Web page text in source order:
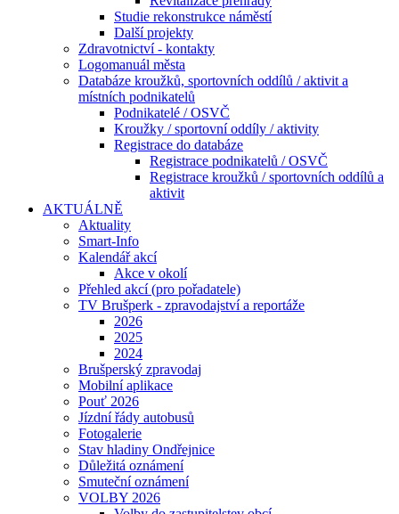
Studie rekonstrukce náměstí
Další projekty
Zdravotnictví - kontakty
Logomanuál města
Databáze kroužků, sportovních oddílů / aktivit a
místních podnikatelů
Podnikatelé / OSVČ
Kroužky / sportovní oddíly / aktivity
Registrace do databáze
Registrace podnikatelů / OSVČ
Registrace kroužků / sportovních oddílů a
aktivit
AKTUÁLNĚ
Aktuality
Smart-Info
Kalendář akcí
Akce v okolí
Přehled akcí (pro pořadatele)
TV Brušperk - zpravodajství a reportáže
2026
2025
2024
Brušperský zpravodaj
Mobilní aplikace
Pouť 2026
Jízdní řády autobusů
Fotogalerie
Stav hladiny Ondřejnice
Důležitá oznámení
Smuteční oznámení
VOLBY 2026